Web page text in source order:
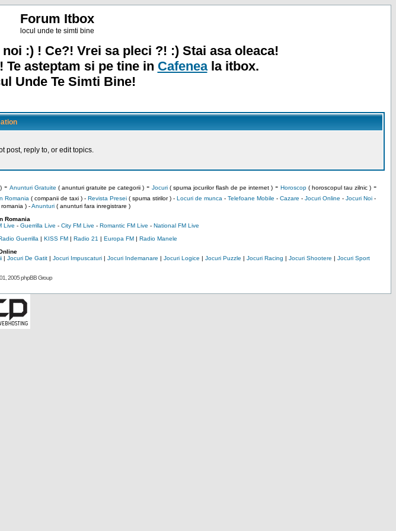
Forum Itbox
locul unde te simti bine
:) ! Ce?! Vrei sa pleci ?! :) Stai asa oleaca!
Te asteptam si pe tine in Cafeneala itbox.
Unde Te Simti Bine!
post, reply to, or edit topics.
- Anunturi Gratuite ( anunturi gratuite pe categorii )- Jocuri( spuma jocurilor flash de pe internet )- Horoscop( horoscopul tau zilnic )-
Romania ( companii de taxi ) - Revista Presei( spuma stirilor ) - Locuri de munca - Telefoane Mobile - Cazare - Jocuri Online - Jocuri Noi-
)-Anunturi( anunturi fara inregistrare )
Romania
Live - Guerrilla Live - City FM Live - Romantic FM Live - National FM Live
Guerrilla | KISS FM| Radio 21 | Europa FM| Radio Manele
| Jocuri De Gatit| Jocuri Impuscaturi| Jocuri Indemanare | Jocuri Logice | Jocuri Puzzle | Jocuri Racing | Jocuri Shootere | Jocuri Sport
2005 phpBB Group